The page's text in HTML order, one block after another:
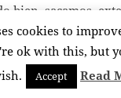
bien, sacamos,
y dejamos reposar.
las
batido y pan rallado
aceite caliente.
cookies to
ok with this, but
Accept Read